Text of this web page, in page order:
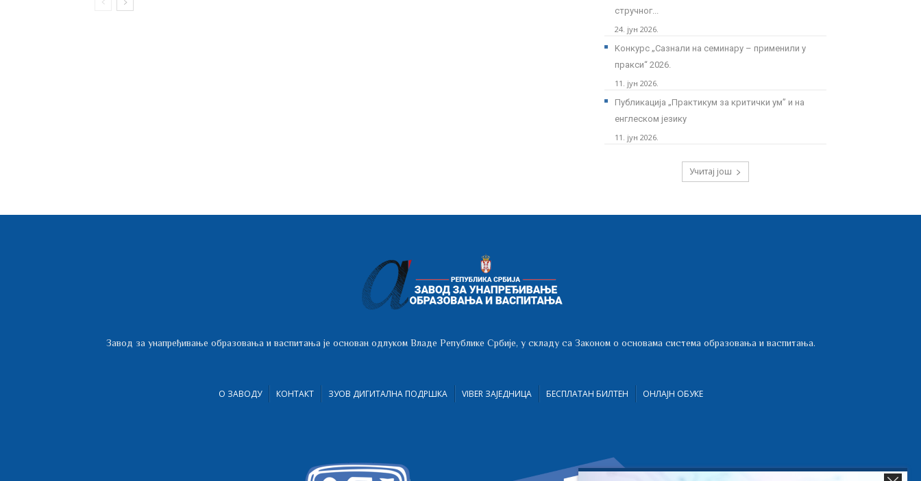
стручног...
24. јун 2026.
Kонкурс „Сазнали на семинару – применили у
пракси“ 2026.
11. јун 2026.
Публикација „Практикум за критички ум” и на
енглеском језику
11. јун 2026.
Учитај још
Завод за унапређивање образовања и васпитања је основан одлуком Владе Републике Србије, у складу са Законом о основама система образовања и васпитања.
О ЗАВОДУ КОНТАКТ ЗУОВ ДИГИТАЛНА ПОДРШКА VIBER ЗАЈЕДНИЦА БЕСПЛАТАН БИЛТЕН ОНЛАЈН ОБУКЕ